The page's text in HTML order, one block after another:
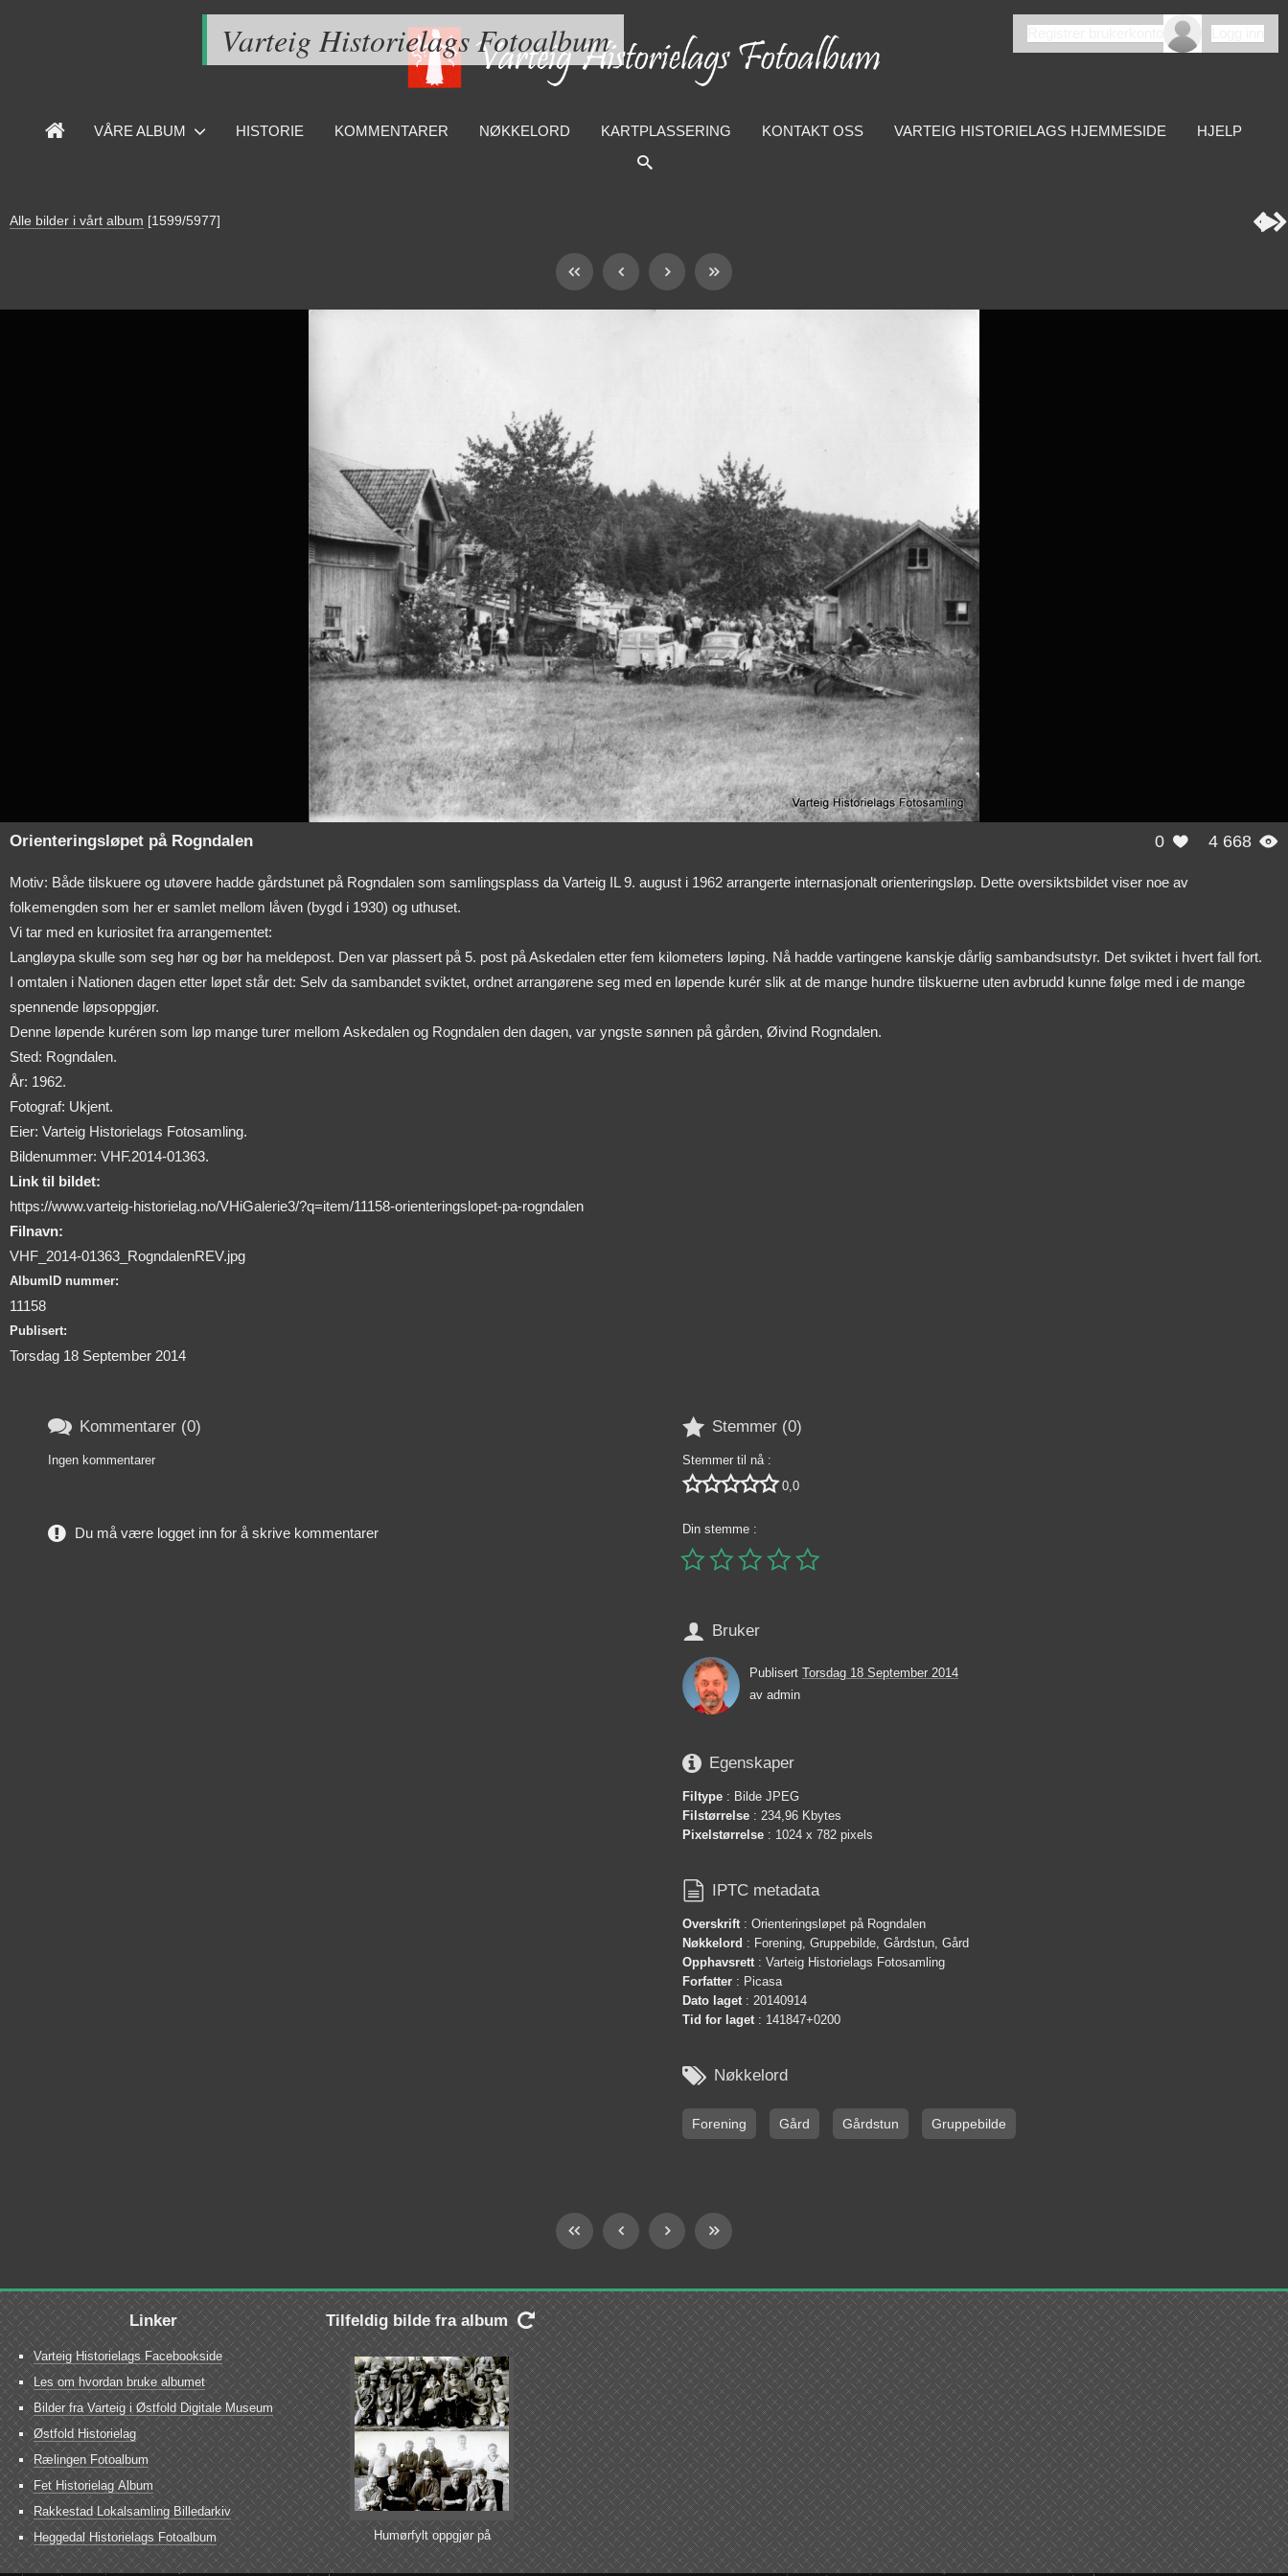
Varteig Historielags Fotoalbum
VÅRE ALBUM HISTORIE KOMMENTARER NØKKELORD KARTPLASSERING KONTAKT OSS VARTEIG HISTORIELAGS HJEMMESIDE HJELP
Alle bilder i vårt album [1599/5977] 
0  4 668 
Orienteringsløpet på Rogndalen
Motiv: Både tilskuere og utøvere hadde gårdstunet på Rogndalen som samlingsplass da Varteig IL 9. august i 1962 arrangerte internasjonalt orienteringsløp. Dette oversiktsbildet viser noe av
folkemengden som her er samlet mellom låven (bygd i 1930) og uthuset.
Vi tar med en kuriositet fra arrangementet:
Langløypa skulle som seg hør og bør ha meldepost. Den var plassert på 5. post på Askedalen etter fem kilometers løping. Nå hadde vartingene kanskje dårlig sambandsutstyr. Det sviktet i hvert fall fort.
I omtalen i Nationen dagen etter løpet står det: Selv da sambandet sviktet, ordnet arrangørene seg med en løpende kurér slik at de mange hundre tilskuerne uten avbrudd kunne følge med i de mange
spennende løpsoppgjør.
Denne løpende kuréren som løp mange turer mellom Askedalen og Rogndalen den dagen, var yngste sønnen på gården, Øivind Rogndalen.
Sted: Rogndalen.
År: 1962.
Fotograf: Ukjent.
Eier: Varteig Historielags Fotosamling.
Bildenummer: VHF.2014-01363.
Link til bildet:
https://www.varteig-historielag.no/VHiGalerie3/?q=item/11158-orienteringslopet-pa-rogndalen
Filnavn:
VHF_2014-01363_RogndalenREV.jpg
AlbumID nummer:
11158
Publisert:
Torsdag 18 September 2014
 Stemmer (0)
Stemmer til nå :
 0,0
Din stemme :

 Bruker
Publisert Torsdag 18 September 2014
av admin
 Egenskaper
Filtype : Bilde JPEG
Filstørrelse : 234,96 Kbytes
Pixelstørrelse : 1024 x 782 pixels
 IPTC metadata
Overskrift : Orienteringsløpet på Rogndalen
Nøkkelord : Forening, Gruppebilde, Gårdstun, Gård
Opphavsrett : Varteig Historielags Fotosamling
Forfatter : Picasa
Dato laget : 20140914
Tid for laget : 141847+0200
 Nøkkelord
Forening Gård Gårdstun Gruppebilde
 Kommentarer (0)
Ingen kommentarer
Du må være logget inn for å skrive kommentarer
Linker
Varteig Historielags Facebookside
Les om hvordan bruke albumet
Bilder fra Varteig i Østfold Digitale Museum
Østfold Historielag
Rælingen Fotoalbum
Fet Historielag Album
Rakkestad Lokalsamling Billedarkiv
Heggedal Historielags Fotoalbum
Tilfeldig bilde fra album 
Humørfylt oppgjør på
fotballbanen